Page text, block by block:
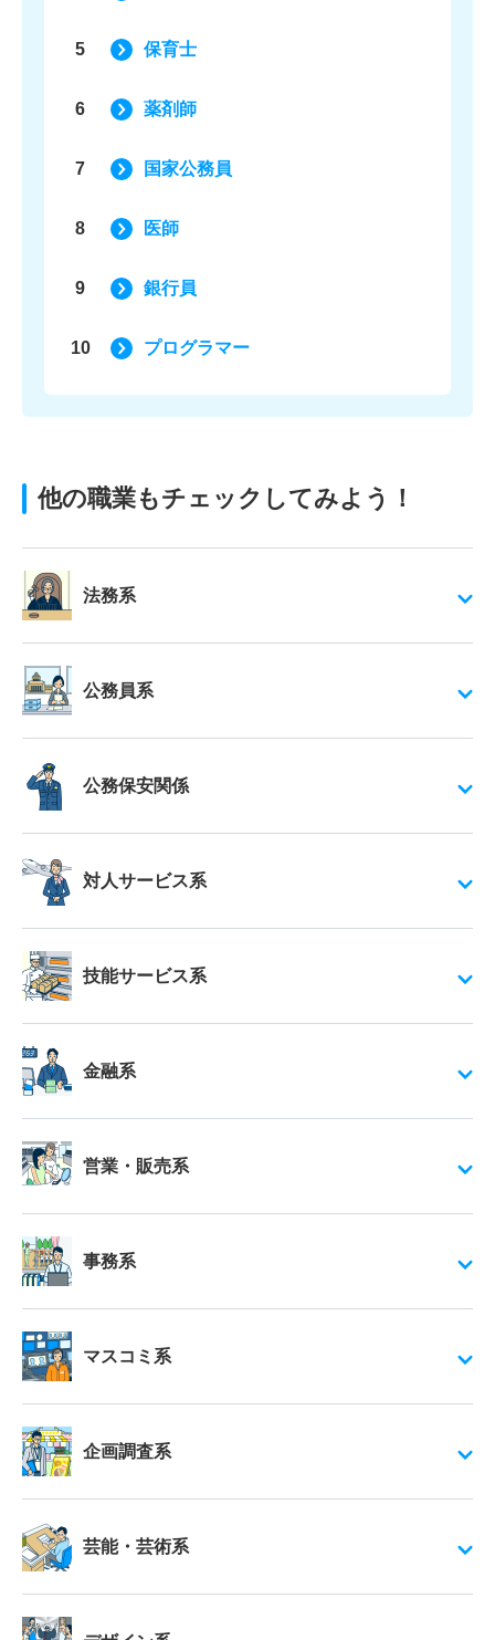
5 保育士
6 薬剤師
7 国家公務員
8 医師
9 銀行員
10 プログラマー
他の職業もチェックしてみよう！
法務系
公務員系
公務保安関係
対人サービス系
技能サービス系
金融系
営業・販売系
事務系
マスコミ系
企画調査系
芸能・芸術系